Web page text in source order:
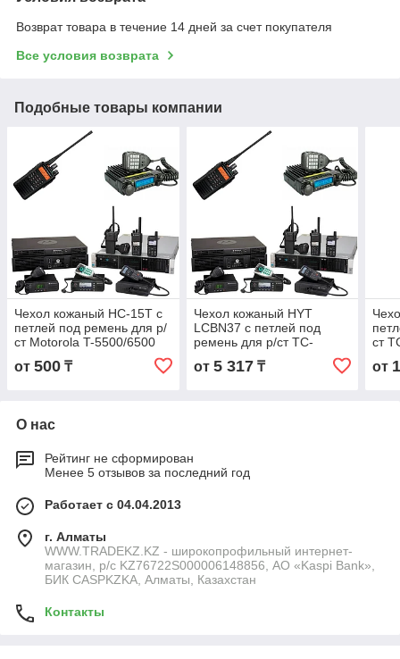
Возврат товара в течение 14 дней за счет покупателя
Все условия возврата
Подобные товары компании
Чехол кожаный HC-15T с
петлей под ремень для р/
ст Motorola T-5500/6500
от 500 ₸
Чехол кожаный HYT
LCBN37 с петлей под
ремень для р/ст TC-
от 5 317₸
ст
от
О нас
Рейтинг не сформирован
Менее 5 отзывов за последний год
Работает с 04.04.2013
г. Алматы
WWW.TRADEKZ.KZ - широкопрофильный интернет-
магазин, р/с KZ76722S000006148856, АО «Kaspi Bank»,
БИК CASPKZKA, Алматы, Казахстан
Контакты